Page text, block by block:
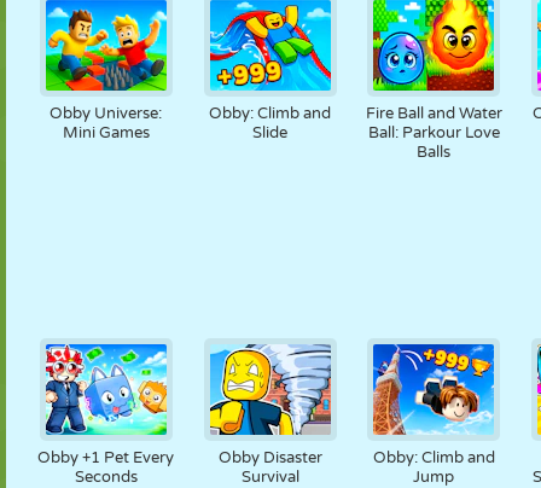
Obby Universe:
Mini Games
Obby: Climb and
Slide
Fire Ball and Water
Ball: Parkour Love
Balls
Obby +1 Pet Every
Seconds
Obby Disaster
Survival
Obby: Climb and
Jump